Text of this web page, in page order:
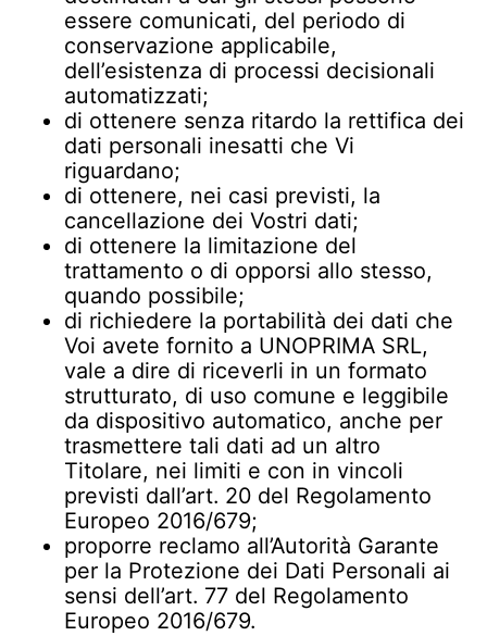
essere comunicati, del periodo di
conservazione applicabile,
dell’esistenza di processi decisionali
automatizzati;
di ottenere senza ritardo la rettifica dei
dati personali inesatti che Vi
riguardano;
di ottenere, nei casi previsti, la
cancellazione dei Vostri dati;
di ottenere la limitazione del
trattamento o di opporsi allo stesso,
quando possibile;
di richiedere la portabilità dei dati che
Voi avete fornito a UNOPRIMA SRL,
vale a dire di riceverli in un formato
strutturato, di uso comune e leggibile
da dispositivo automatico, anche per
trasmettere tali dati ad un altro
Titolare, nei limiti e con in vincoli
previsti dall’art. 20 del Regolamento
Europeo 2016/679;
proporre reclamo all’Autorità Garante
per la Protezione dei Dati Personali ai
sensi dell’art. 77 del Regolamento
Europeo 2016/679.